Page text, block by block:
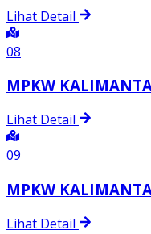
Lihat Detail
08
MPKW
Lihat Detail
09
MPKW
Lihat Detail